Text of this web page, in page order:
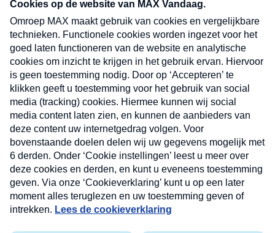
nieuwsbrief. Elke vrijdag- en dinsdagochtend in
uw mailbox.
Verzend
Nieuwsbrief
Neem hier een gratis abonnement op onze
nieuwsbrief. Elke vrijdag- en dinsdagochtend in uw